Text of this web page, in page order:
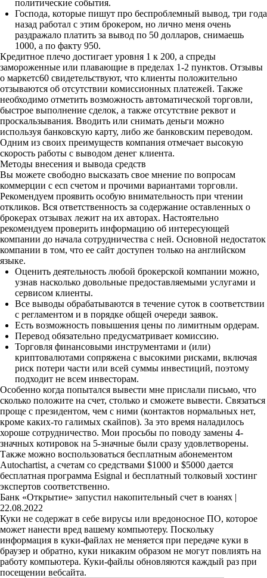
политические события.
Господа, которые пишут про беспроблемный вывод, три года
назад работал с этим брокером, но лично меня очень
раздражало платить за вывод по 50 долларов, снимаешь
1000, а по факту 950.
Кредитное плечо достигает уровня 1 к 200, а спреды
замороженные или плавающие в пределах 1-2 пунктов. Отзывы
о маркетс60 свидетельствуют, что клиенты положительно
отзываются об отсутствии комиссионных платежей. Также
необходимо отметить возможность автоматической торговли,
быстрое выполнение сделок, а также отсутствие реквот и
проскальзывания. Вводить или снимать деньги можно
используя банковскую карту, либо же банковским переводом.
Одним из своих преимуществ компания отмечает высокую
скорость работы с выводом денег клиента.
Методы внесения и вывода средств
Вы можете свободно высказать свое мнение по вопросам
коммерции с ecn счетом и прочими вариантами торговли.
Рекомендуем проявить особую внимательность при чтении
откликов. Вся ответственность за содержание оставленных о
брокерах отзывах лежит на их авторах. Настоятельно
рекомендуем проверить информацию об интересующей
компании до начала сотрудничества с ней. Основной недостаток
компании в том, что ее сайт доступен только на английском
языке.
Оценить деятельность любой брокерской компании можно,
узнав насколько довольные предоставляемыми услугами и
сервисом клиенты.
Все выводы обрабатываются в течение суток в соответствии
с регламентом и в порядке общей очереди заявок.
Есть возможность повышения цены по лимитным ордерам.
Перевод обязательно предусматривает комиссию.
Торговля финансовыми инструментами и (или)
криптовалютами сопряжена с высокими рисками, включая
риск потери части или всей суммы инвестиций, поэтому
подходит не всем инвесторам.
Особенно когда попытался вывести мне прислали письмо, что
сколько положите на счет, столько и сможете вывести. Связаться
проще с президентом, чем с ними (контактов нормальных нет,
кроме каких-то галимых скайпов). За это время наладилось
хороше сотрудничество. Мои просьбы по поводу замены 4-
значных котировок на 5-значные были сразу удовлетворены.
Также можно воспользоваться бесплатным абонементом
Autochartist, а счетам со средствами $1000 и $5000 дается
бесплатная программа Esignal и бесплатный толковый хостинг
экспертов соответственно.
Банк «Открытие» запустил накопительный счет в юанях |
22.08.2022
Куки не содержат в себе вирусы или вредоносное ПО, которое
может нанести вред вашему компьютеру. Поскольку
информация в куки-файлах не меняется при передаче куки в
браузер и обратно, куки никаким образом не могут повлиять на
работу компьютера. Куки-файлы обновляются каждый раз при
посещении вебсайта.